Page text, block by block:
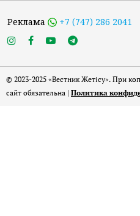
Реклама +7 (747) 286 2041
© 2023-2025 «Вестник Жетісу». При
сайт обязательна | Политика